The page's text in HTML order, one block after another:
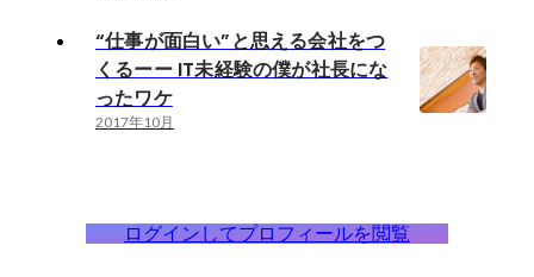
“仕事が面白い”と思える会社をつ
くるーー IT未経験の僕が社長にな
ったワケ
2017年10月
ログインしてプロフィールを閲覧